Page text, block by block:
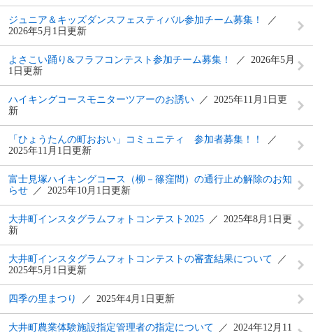
ジュニア＆キッズダンスフェスティバル参加チーム募集！
2026年5月1日更新
よさこい踊り&フラフコンテスト参加チーム募集！
2026年5月
1日更新
ハイキングコースモニターツアーのお誘い
2025年11月1日更
新
「ひょうたんの町おおい」コミュニティ 参加者募集！！
2025年11月1日更新
富士見塚ハイキングコース（柳－篠窪間）の通行止め解除のお知
らせ
2025年10月1日更新
大井町インスタグラムフォトコンテスト2025
2025年8月1日更
新
大井町インスタグラムフォトコンテストの審査結果について
2025年5月1日更新
四季の里まつり 2025年4月1日更新
大井町農業体験施設指定管理者の指定について
2024年12月11